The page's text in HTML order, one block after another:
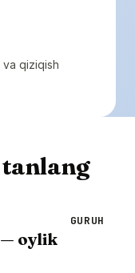
va qiziqish
GURUH
oylik